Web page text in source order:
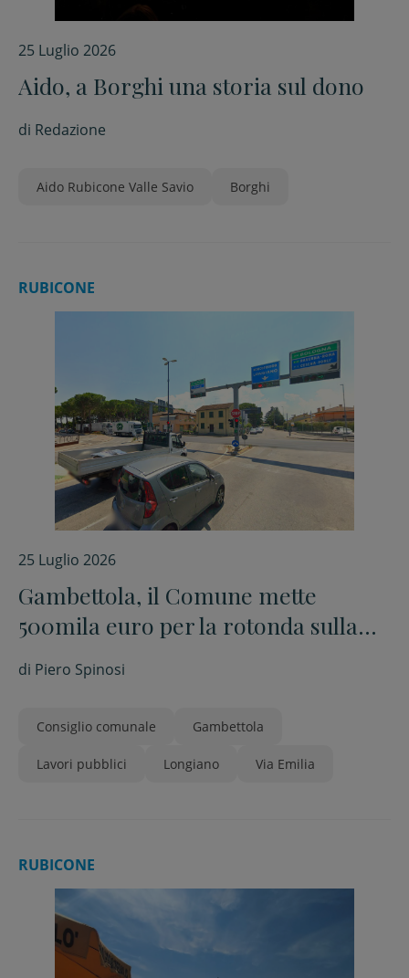
25 Luglio 2026
Aido, a Borghi una storia sul dono
di Redazione
Aido Rubicone Valle Savio Borghi
RUBICONE
25 Luglio 2026
Gambettola, il Comune mette
500mila euro per la rotonda sulla
via Emilia
di Piero Spinosi
Consiglio comunale Gambettola
Lavori pubblici Longiano Via Emilia
RUBICONE